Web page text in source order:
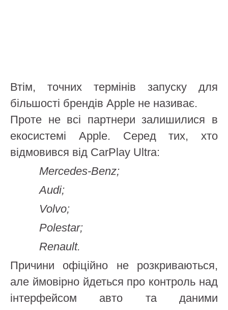
Втім, точних термінів запуску для
більшості брендів Apple не називає.
Проте не всі партнери залишилися в
екосистемі Apple. Серед тих, хто
відмовився від CarPlay Ultra:
Mercedes-Benz;
Audi;
Volvo;
Polestar;
Renault.
Причини офіційно не розкриваються,
але ймовірно йдеться про контроль над
інтерфейсом авто та даними